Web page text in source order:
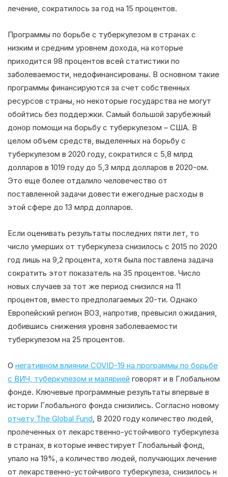
лечение, сократилось за год на 15 процентов.
Программы по борьбе с туберкулезом в странах с
низким и средним уровнем дохода, на которые
приходится 98 процентов всей статистики по
заболеваемости, недофинансированы. В основном такие
программы финансируются за счет собственных
ресурсов страны, но некоторые государства не могут
обойтись без поддержки. Самый большой зарубежный
донор помощи на борьбу с туберкулезом – США. В
целом объем средств, выделенных на борьбу с
туберкулезом в 2020 году, сократился с 5,8 млрд
долларов в 1019 году до 5,3 млрд долларов в 2020-ом.
Это еще более отдалило человечество от
поставленной задачи довести ежегодные расходы в
этой сфере до 13 млрд долларов.
Если оценивать результаты последних пяти лет, то
число умерших от туберкулеза снизилось с 2015 по 2020
год лишь на 9,2 процента, хотя была поставлена задача
сократить этот показатель на 35 процентов. Число
новых случаев за тот же период снизился на 11
процентов, вместо предполагаемых 20-ти. Однако
Европейский регион ВОЗ, напротив, превысил ожидания,
добившись снижения уровня заболеваемости
туберкулезом на 25 процентов.
О негативном влиянии COVID-19 на программы по борьбе
с ВИЧ, туберкулезом и малярией говорят и в Глобальном
фонде. Ключевые программные результаты впервые в
истории Глобального фонда снизились. Согласно новому
отчету The Global Fund , В 2020 году количество людей,
пролеченных от лекарственно-устойчивого туберкулеза
в странах, в которые инвестирует Глобальный фонд,
упало на 19%, а количество людей, получающих лечение
от лекарственно-устойчивого туберкулеза, снизилось н